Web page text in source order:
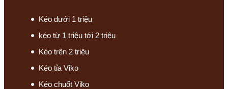
Kéo dưới 1 triệu
kéo từ 1 triệu tới 2 triệu
Kéo trên 2 triệu
Kéo tỉa Viko
Kéo chuốt Viko